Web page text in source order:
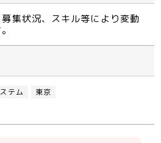
募集状況、スキル等により変動
テム
東京